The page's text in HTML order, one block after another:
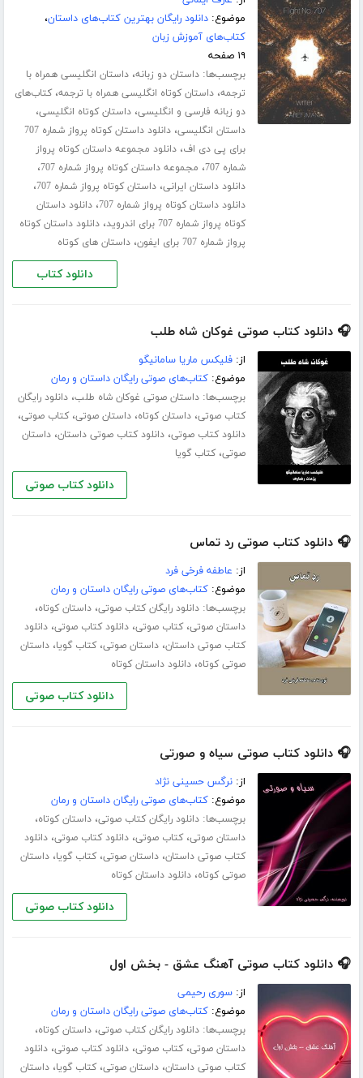
موضوع:دانلود رایگان بهترین کتاب‌های داستان،
کتاب‌های آموزش زبان
۱۹ صفحه
برچسب‌ها:داستان دو زبانه،داستان انگلیسی همراه با
ترجمه،داستان کوتاه انگلیسی همراه با ترجمه،کتاب‌های
دو زبانه فارسی و انگلیسی،داستان کوتاه انگلیسی،
داستان انگلیسی،
دانلود داستان کوتاه پرواز شماره 707
برای پی دی اف،دانلود مجموعه داستان کوتاه پرواز
شماره 707
، مجموعه داستان کوتاه پرواز شماره 707 ،
دانلود داستان ایرانی،داستان کوتاه پرواز شماره 707 ،
دانلود داستان کوتاه پرواز شماره 707 ،دانلود داستان
کوتاه پرواز شماره 707 برای اندروید
،دانلود داستان کوتاه
پرواز شماره 707 برای ایفون
،داستان های کوتاه
دانلود کتاب
🎧 دانلود کتاب صوتی غوکان شاه طلب
از:فلیکس ماریا سامانیگو
موضوع:کتاب‌های صوتی رایگان داستان و رمان
برچسب‌ها:داستان صوتی غوکان شاه طلب،دانلود رایگان
کتاب صوتی،داستان کوتاه،داستان صوتی،کتاب صوتی،
دانلود کتاب صوتی،دانلود کتاب صوتی داستان،داستان
صوتی،کتاب گویا
دانلود کتاب صوتی
🎧 دانلود کتاب صوتی رد تماس
از: عاطفه فرخی فرد
موضوع:کتاب‌های صوتی رایگان داستان و رمان
برچسب‌ها:دانلود رایگان کتاب صوتی،داستان کوتاه،
داستان صوتی،کتاب صوتی،دانلود کتاب صوتی،دانلود
کتاب صوتی داستان،داستان صوتی،کتاب گویا،داستان
صوتی کوتاه،دانلود داستان کوتاه
دانلود کتاب صوتی
🎧 دانلود کتاب صوتی سیاه و صورتی
از:نرگس حسینی نژاد
موضوع:کتاب‌های صوتی رایگان داستان و رمان
برچسب‌ها:دانلود رایگان کتاب صوتی،داستان کوتاه،
داستان صوتی،کتاب صوتی،دانلود کتاب صوتی،دانلود
کتاب صوتی داستان،داستان صوتی،کتاب گویا،داستان
صوتی کوتاه،دانلود داستان کوتاه
دانلود کتاب صوتی
🎧 دانلود کتاب صوتی آهنگ عشق - بخش اول
از:سوری رحیمی
موضوع:کتاب‌های صوتی رایگان داستان و رمان
برچسب‌ها:دانلود رایگان کتاب صوتی،داستان کوتاه،
داستان صوتی،کتاب صوتی،دانلود کتاب صوتی،دانلود
کتاب صوتی داستان،داستان صوتی،کتاب گویا،داستان